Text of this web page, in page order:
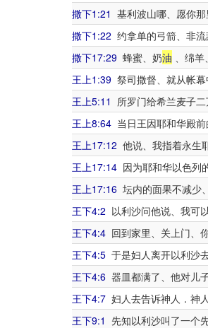
撒下1:21 基利波山哪、愿你
撒下1:22 约拿单的弓箭、非
撒下17:29 蜂蜜、奶油 、绵羊
王上1:39 祭司撒督、就从帐
王上5:11 所罗门给希兰麦子
王上8:64 当日王因耶和华殿
王上17:12 他说、我指着永生
王上17:14 因为耶和华以色
王上17:16 坛内的面果不减少
王下4:2 以利沙问他说、我可
王下4:4 回到家里、关上门、
王下4:5 于是妇人离开以利沙
王下4:6 器皿都满了、他对儿
王下4:7 妇人去告诉神人．神
王下9:1 先知以利沙叫了一个